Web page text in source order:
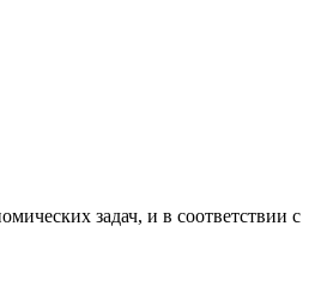
задач, и в соответствии с